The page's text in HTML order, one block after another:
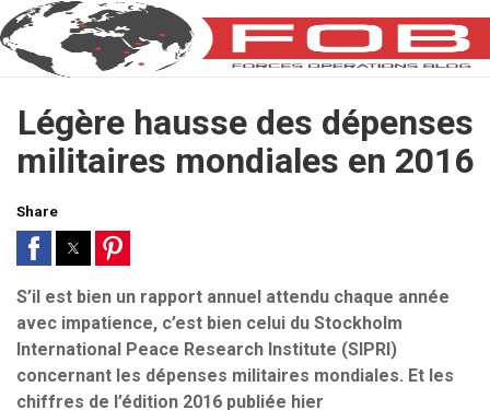
Légère hausse des dépenses
militaires mondiales en 2016
Share
S’il est bien un rapport annuel attendu chaque année
avec impatience, c’est bien celui du Stockholm
International Peace Research Institute (SIPRI)
concernant les dépenses militaires mondiales. Et les
chiffres de l’édition 2016 publiée hier